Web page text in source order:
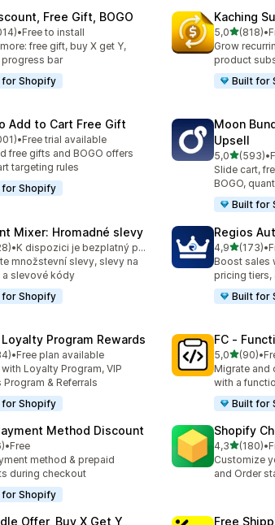
Free Gift, BOGO
recenzí: 1014
•Free to install
free gift, buy X get Y,
progress bar
for Shopify
Kaching
5,0z 5 hvězd
(818)
Celkový •
Grow
product
Built for
Add to Cart Free Gift
recenzí: 1001
•Free trial available
free gifts and BOGO offers
targeting rules
for Shopify
Moon
Upsell
5,0z 5 hvězd
(593)
Celkový •
Slide cart,
BOGO,
Built for
Mixer: Hromadné slevy
recenzí: 228
•
K dispozici je bezplatný plán
množstevní slevy, slevy na
slevové kódy
for Shopify
Regios
4,9z 5 hvězd
(173)
Celkový •
Boost sales
pricing tiers,
Built for
Program Rewards
recenzí: 434
•Free plan available
Loyalty Program, VIP
Program & Referrals
for Shopify
FC ‑
5,0z 5 hvězd
(90)
Celkový •
Migrate and
with a
Built for
Method Discount
recenzí: 66
•Free
method & prepaid
during checkout
for Shopify
Shopify
4,3z 5 hvězd
(180)
Celkový •
Customize
and Order
Offer, Buy X Get Y Free